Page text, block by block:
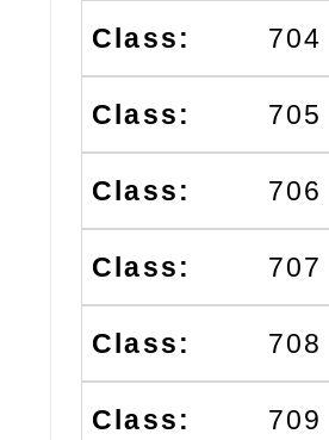
704
705
706
707
708
709